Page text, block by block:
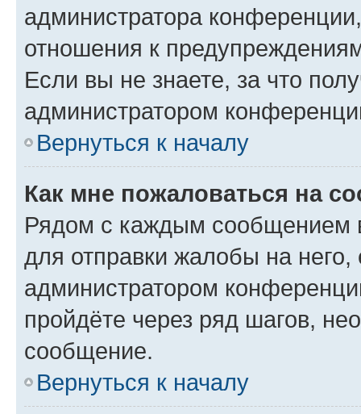
администратора
отношения к
Если вы не знаете, за что
администратором
Вернуться к началу
Как мне пожаловаться на
Рядом с каждым сообщением
для отправки жалобы на
администратором
пройдёте через ряд шагов,
сообщение.
Вернуться к началу